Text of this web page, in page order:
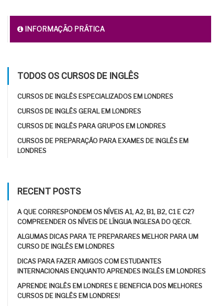
INFORMAÇÃO PRÁTICA
TODOS OS CURSOS DE INGLÊS
CURSOS DE INGLÊS ESPECIALIZADOS EM LONDRES
CURSOS DE INGLÊS GERAL EM LONDRES
CURSOS DE INGLÊS PARA GRUPOS EM LONDRES
CURSOS DE PREPARAÇÃO PARA EXAMES DE INGLÊS EM
LONDRES
RECENT POSTS
A QUE CORRESPONDEM OS NÍVEIS A1, A2, B1, B2, C1 E C2?
COMPREENDER OS NÍVEIS DE LÍNGUA INGLESA DO QECR.
ALGUMAS DICAS PARA TE PREPARARES MELHOR PARA UM
CURSO DE INGLÊS EM LONDRES
DICAS PARA FAZER AMIGOS COM ESTUDANTES
INTERNACIONAIS ENQUANTO APRENDES INGLÊS EM LONDRES
APRENDE INGLÊS EM LONDRES E BENEFICIA DOS MELHORES
CURSOS DE INGLÊS EM LONDRES!